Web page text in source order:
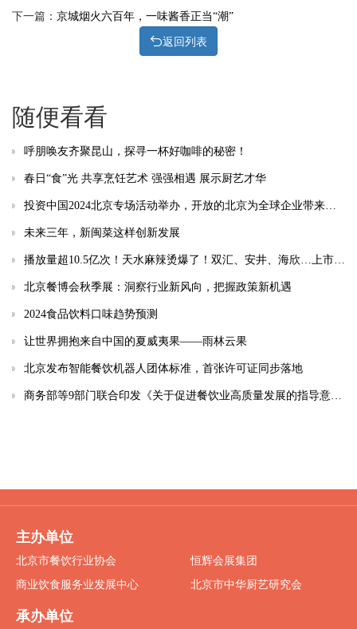
下一篇： 京城烟火六百年，一味酱香正当“潮”
返回列表
随便看看
呼朋唤友齐聚昆山，探寻一杯好咖啡的秘密！
春日“食”光 共享烹饪艺术 强强相遇 展示厨艺才华
投资中国2024北京专场活动举办，开放的北京为全球企业带来发展新机遇
未来三年，新闽菜这样创新发展
播放量超10.5亿次！天水麻辣烫爆了！双汇、安井、海欣…上市公司如何接住“泼天富贵”？
北京餐博会秋季展：洞察行业新风向，把握政策新机遇
2024食品饮料口味趋势预测
让世界拥抱来自中国的夏威夷果——雨林云果
北京发布智能餐饮机器人团体标准，首张许可证同步落地
商务部等9部门联合印发《关于促进餐饮业高质量发展的指导意见》
主办单位
北京市餐饮行业协会
恒辉会展集团
商业饮食服务业发展中心
北京市中华厨艺研究会
承办单位